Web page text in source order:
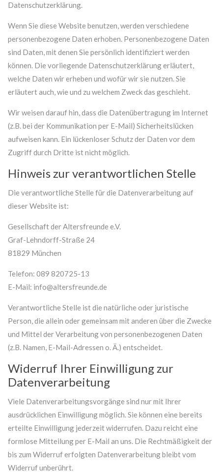
Datenschutzerklärung.
Wenn Sie diese Website benutzen, werden verschiedene
personenbezogene Daten erhoben. Personenbezogene Daten
sind Daten, mit denen Sie persönlich identifiziert werden
können. Die vorliegende Datenschutzerklärung erläutert,
welche Daten wir erheben und wofür wir sie nutzen. Sie
erläutert auch, wie und zu welchem Zweck das geschieht.
Wir weisen darauf hin, dass die Datenübertragung im Internet
(z.B. bei der Kommunikation per E-Mail) Sicherheitslücken
aufweisen kann. Ein lückenloser Schutz der Daten vor dem
Zugriff durch Dritte ist nicht möglich.
Hinweis zur verantwortlichen Stelle
Die verantwortliche Stelle für die Datenverarbeitung auf
dieser Website ist:
Gesellschaft der Altersfreunde e.V.
Graf-Lehndorff-Straße 24
81829 München
Telefon: 089 820725-13
E-Mail: info@altersfreunde.de
Verantwortliche Stelle ist die natürliche oder juristische
Person, die allein oder gemeinsam mit anderen über die Zwecke
und Mittel der Verarbeitung von personenbezogenen Daten
(z.B. Namen, E-Mail-Adressen o. Ä.) entscheidet.
Widerruf Ihrer Einwilligung zur
Datenverarbeitung
Viele Datenverarbeitungsvorgänge sind nur mit Ihrer
ausdrücklichen Einwilligung möglich. Sie können eine bereits
erteilte Einwilligung jederzeit widerrufen. Dazu reicht eine
formlose Mitteilung per E-Mail an uns. Die Rechtmäßigkeit der
bis zum Widerruf erfolgten Datenverarbeitung bleibt vom
Widerruf unberührt.